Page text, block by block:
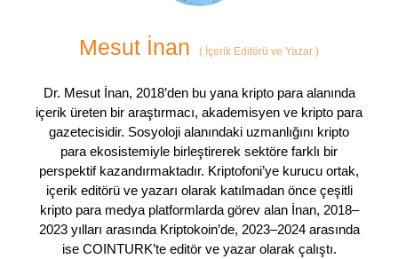
Mesut İnan ( İçerik Editörü ve Yazar )
Dr. Mesut İnan, 2018’den bu yana kripto para alanında
içerik üreten bir araştırmacı, akademisyen ve kripto para
gazetecisidir. Sosyoloji alanındaki uzmanlığını kripto
para ekosistemiyle birleştirerek sektöre farklı bir
perspektif kazandırmaktadır. Kriptofoni’ye kurucu ortak,
içerik editörü ve yazarı olarak katılmadan önce çeşitli
kripto para medya platformlarda görev alan İnan, 2018–
2023 yılları arasında Kriptokoin’de, 2023–2024 arasında
ise COINTURK’te editör ve yazar olarak çalıştı.